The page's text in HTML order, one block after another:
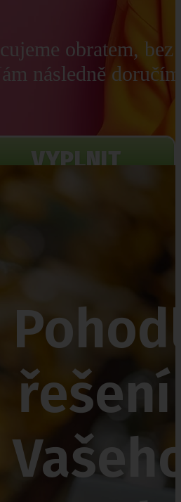
obratem,
následně
VYPLNIT
řešení